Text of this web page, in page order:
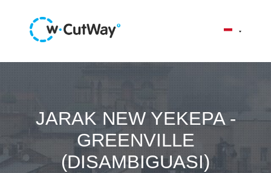
JARAK NEW YEKEPA -
GREENVILLE
(DISAMBIGUASI)